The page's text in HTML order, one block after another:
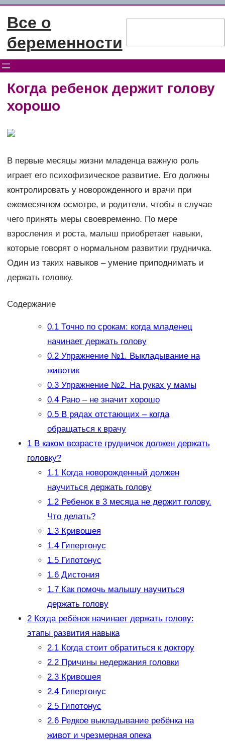
Перейти
содержимому
Все о
беременности
Когда ребенок держит голову
хорошо
В первые месяцы жизни младенца важную роль
играет его психофизическое развитие. Его должны
контролировать у новорожденного и врачи при
ежемесячном осмотре, и родители, чтобы в случае
чего принять меры своевременно. По мере
взросления и роста, малыш приобретает навыки,
которые говорят о нормальном развитии грудничка.
Один из таких навыков – умение приподнимать и
держать головку.
Содержание
0.1Точно по срокам: когда младенец
начинает держать голову
0.2Упражнение №1. Выкладывание на
животик
0.3Упражнение №2. На руках у мамы
0.4Рано – не значит хорошо
0.5В рядах отстающих – когда
обращаться к врачу
1В каком возрасте грудничок должен держать
головку?
1.1Когда новорожденный должен
научиться держать голову
1.2Ребенок в 3 месяца не держит голову.
Что делать?
1.3Кривошея
1.4Гипертонус
1.5Гипотонус
1.6Дистония
1.7Как помочь малышу научиться
держать голову
2Когда ребёнок начинает держать голову:
этапы развития навыка
2.1Когда стоит обратиться к доктору
2.2Причины недержания головки
2.3Кривошея
2.4Гипертонус
2.5Гипотонус
2.6Редкое выкладывание ребёнка на
живот и чрезмерная опека